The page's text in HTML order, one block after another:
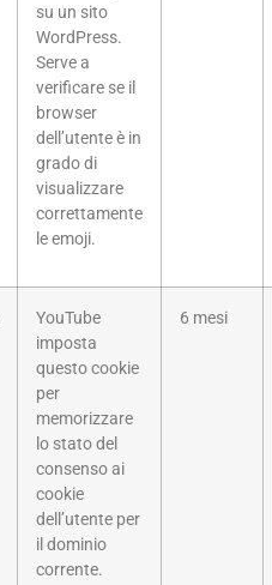
su un sito
WordPress.
Serve a
verificare se il
browser
dell’utente è in
grado di
visualizzare
correttamente
le emoji.
YouTube
imposta
questo cookie
per
memorizzare
lo stato del
consenso ai
cookie
dell’utente per
il dominio
corrente.
6 mesi